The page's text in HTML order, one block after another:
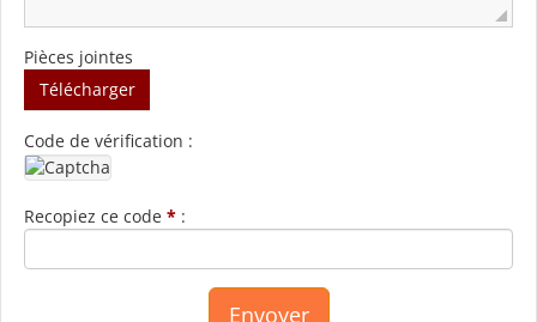
Pièces jointes
Télécharger
Code de vérification :
Recopiez ce code * :